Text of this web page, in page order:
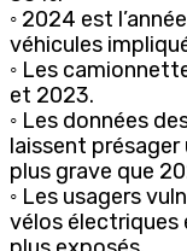
◦ 2024 est
véhicules
◦ Les
et 2023.
◦ Les données
laissent
plus grave que
◦ Les usagers
vélos électriques